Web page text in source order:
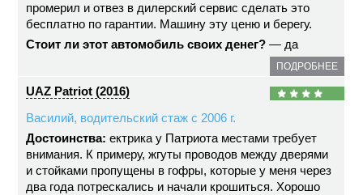
промерил и отвез в дилерский сервис сделать это
бесплатно по гарантии. Машину эту ценю и берегу.
Стоит ли этот автомобиль своих денег? — да
ПОДРОБНЕЕ
UAZ Patriot (2016)
Василий, водительский стаж с 2006 г.
Достоинства: ектрика у Патриота местами требует
внимания. К примеру, жгуты проводов между дверями
и стойками пропущены в гофры, которые у меня через
два года потрескались и начали крошиться. Хорошо